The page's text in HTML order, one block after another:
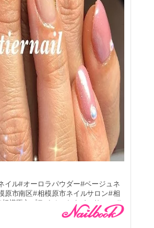
イル#オーロラパウダー#ベージュネ
原市南区#相模原市ネイルサロン#相
模原市プライベートネイルサロン #
#自宅ネイルサロン